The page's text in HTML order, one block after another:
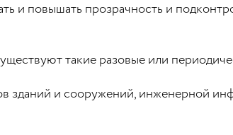
и повышать прозрачность и
такие разовые или
зданий и сооружений, инженерной